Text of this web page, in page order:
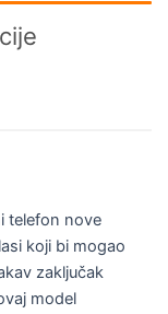
telefon nove
koji bi mogao
zaključak
model